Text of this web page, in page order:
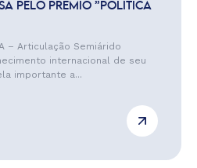
PELO PRÊMIO ”POLÍTICA
– Articulação Semiárido
internacional de seu
importante a...